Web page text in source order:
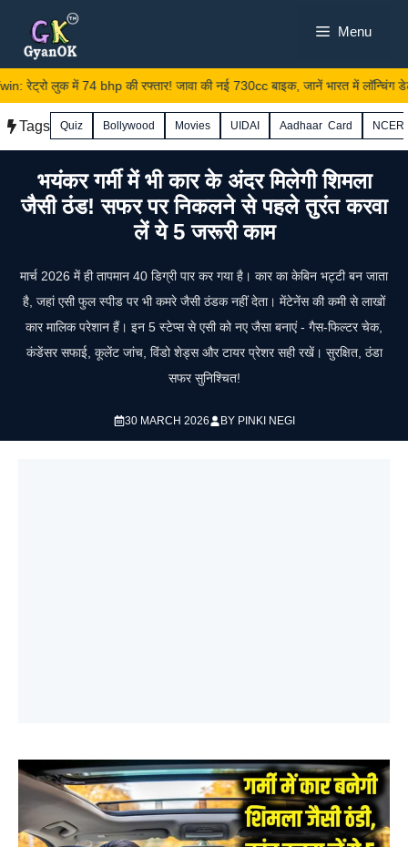
content
Menu
रेट्रो लुक में 74 bhp की रफ्तार! जावा की नई 730cc बाइक, जानें भारत में लॉन्चिंग डेट
Tags Quiz Bollywood Movies UIDAI Aadhaar Card
भयंकर गर्मी में भी कार के अंदर मिलेगी शिमला
जैसी ठंड! सफर पर निकलने से पहले तुरंत करवा
लें ये 5 जरूरी काम
मार्च 2026 में ही तापमान 40 डिग्री पार कर गया है। कार का केबिन भट्टी बन जाता
है, जहां एसी फुल स्पीड पर भी कमरे जैसी ठंडक नहीं देता। मेंटेनेंस की कमी से लाखों
कार मालिक परेशान हैं। इन 5 स्टेप्स से एसी को नए जैसा बनाएं - गैस-फिल्टर चेक,
कंडेंसर सफाई, कूलेंट जांच, विंडो शेड्स और टायर प्रेशर सही रखें। सुरक्षित, ठंडा
सफर सुनिश्चित!
30 MARCH 2026 BY PINKI NEGI